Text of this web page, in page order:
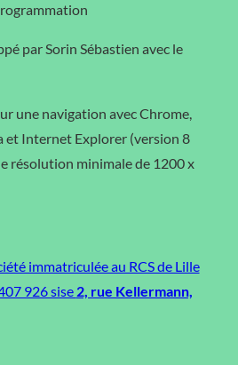
par Sorin Sébastien avec le
une navigation avec Chrome,
et Internet Explorer (version 8
résolution minimale de 1200 x
immatriculée au RCS de Lille
926 sise 2, rue Kellermann,